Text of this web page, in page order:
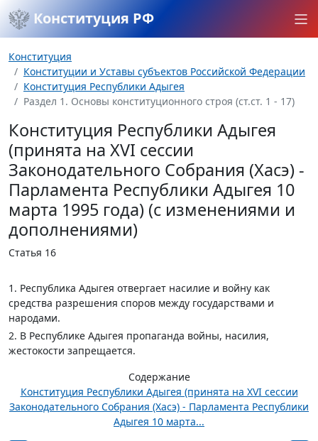
Конституция РФ
Конституция
Конституции и Уставы субъектов Российской Федерации
Конституция Республики Адыгея
Раздел 1. Основы конституционного строя (ст.ст. 1 - 17)
Конституция Республики Адыгея
(принята на XVI сессии
Законодательного Собрания (Хасэ) -
Парламента Республики Адыгея 10
марта 1995 года) (с изменениями и
дополнениями)
Статья 16
1. Республика Адыгея отвергает насилие и войну как
средства разрешения споров между государствами и
народами.
2. В Республике Адыгея пропаганда войны, насилия,
жестокости запрещается.
Содержание
Конституция Республики Адыгея (принята на XVI сессии
Законодательного Собрания (Хасэ) - Парламента Республики
Адыгея 10 марта...